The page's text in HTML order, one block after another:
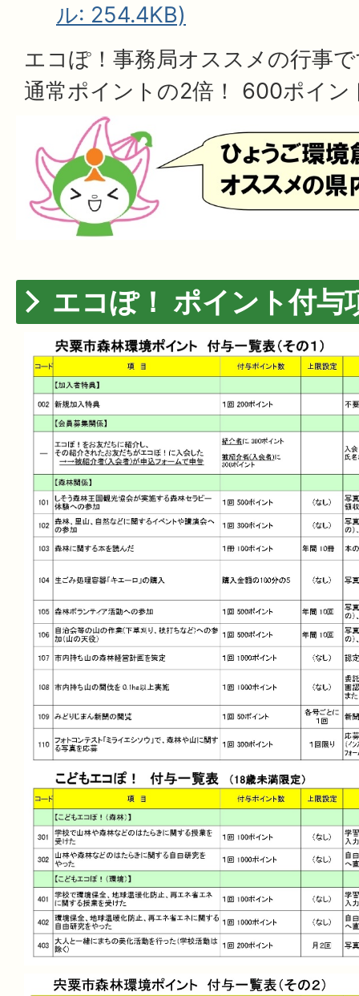
ル: 254.4KB)
エコぽ！事務局オススメの行事
通常ポイントの2倍！ 600ポイン
エコぽ！ ポイント付与